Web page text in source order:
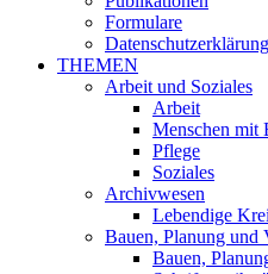
Formulare
THEMEN
Arbeit und Soziales
Arbeit
Menschen mit
Pflege
Soziales
Archivwesen
Lebendige
Bauen, Planung und
Bauen,